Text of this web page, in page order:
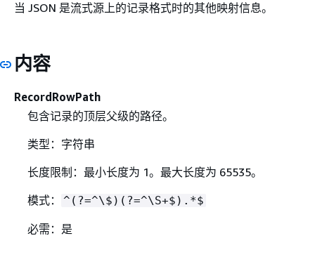
当 JSON 是流式源上的记录格式时的其他映射信息。
内容
RecordRowPath
包含记录的顶层父级的路径。
类型：字符串
长度限制：最小长度为 1。最大长度为 65535。
模式：
^(?=^\$)(?=^\S+$).*$
必需：是